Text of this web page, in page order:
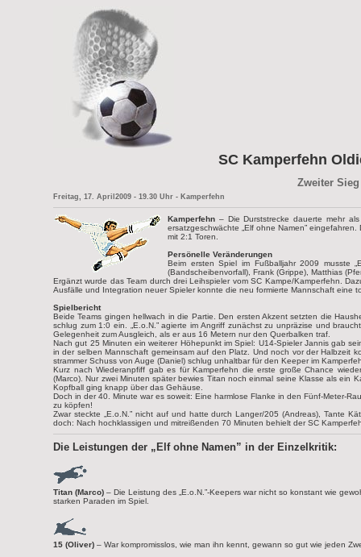
SC Kamperfehn
Zweiter
Freitag, 17. April2009 - 19.30 Uhr - Kamperfehn
Kamperfehn – Die Durststrecke dauerte mehr
ersatzgeschwächte „Elf ohne Namen”
mit 2:1 Toren.
Persönelle Veränderungen
Beim ersten Spiel im Fußballjahr 2009 musste
(Bandscheibenvorfall), Frank (Grippe), Matthias
Ergänzt wurde das Team durch drei Leihspieler vom SC Kampe/Kamperfehn.
Ausfälle und Integration neuer Spieler konnte die neu formierte Mannschaft
Spielbericht
Beide Teams gingen hellwach in die Partie. Den ersten Akzent setzten die
schlug zum 1:0 ein. „E.o.N.” agierte im Angriff zunächst zu unpräzise und
Gelegenheit zum Ausgleich, als er aus 16 Metern nur den Querbalken traf.
Nach gut 25 Minuten ein weiterer Höhepunkt im Spiel: U14-Spieler Jannis gab
in der selben Mannschaft gemeinsam auf den Platz. Und noch vor der Halbzeit
strammer Schuss von Auge (Daniel) schlug unhaltbar für den Keeper im
Kurz nach Wiederanpfiff gab es für Kamperfehn die erste große Chance
(Marco). Nur zwei Minuten später bewies Titan noch einmal seine Klasse als ein
Kopfball ging knapp über das Gehäuse.
Doch in der 40. Minute war es soweit: Eine harmlose Flanke in den Fünf-Meter-
zu köpfen!
Zwar steckte „E.o.N.” nicht auf und hatte durch Langer/205 (Andreas), Tante
doch: Nach hochklassigen und mitreißenden 70 Minuten behielt der SC
Die Leistungen der „Elf ohne Namen” in der Einzelkritik:
Titan (Marco) – Die Leistung des „E.o.N.”-Keepers war nicht so konstant wie
starken Paraden im Spiel.
15 (Oliver) – War kompromisslos, wie man ihn kennt, gewann so gut wie jeden